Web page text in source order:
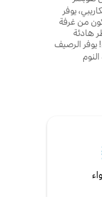
يوفر
من غرفة
هادئة
يوفر الرصيف
أو صيد
أرجوحة
واحدة